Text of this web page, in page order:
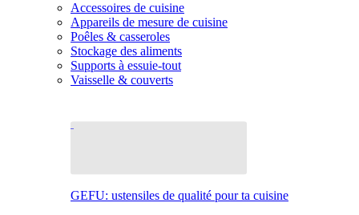
Accessoires de cuisine
Appareils de mesure de cuisine
Poêles & casseroles
Stockage des aliments
Supports à essuie-tout
Vaisselle & couverts
GEFU: ustensiles de qualité pour ta cuisine